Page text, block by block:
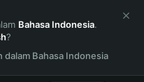
Bahasa Indonesia.
?
dalam Bahasa Indonesia